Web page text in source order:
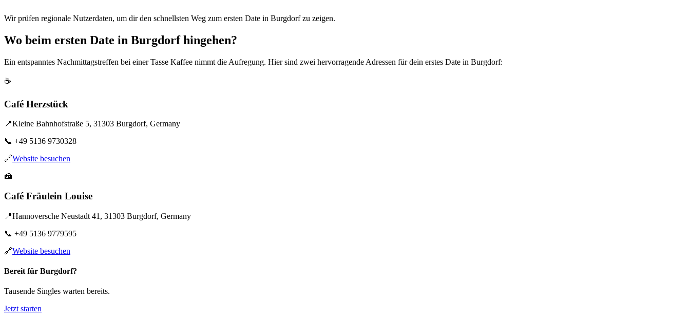
Wir prüfen regionale Nutzerdaten, um dir den schnellsten Weg zum ersten Date in Burgdorf zu zeigen.
Wo beim ersten Date in Burgdorf hingehen?
Ein entspanntes Nachmittagstreffen bei einer Tasse Kaffee nimmt die Aufregung. Hier sind zwei hervorragende Adressen für dein erstes Date in Burgdorf:
☕
Café Herzstück
📍Kleine Bahnhofstraße 5, 31303 Burgdorf, Germany
📞 +49 5136 9730328
🔗Website besuchen
🍰
Café Fräulein Louise
📍Hannoversche Neustadt 41, 31303 Burgdorf, Germany
📞 +49 5136 9779595
🔗Website besuchen
Bereit für Burgdorf?
Tausende Singles warten bereits.
Jetzt starten